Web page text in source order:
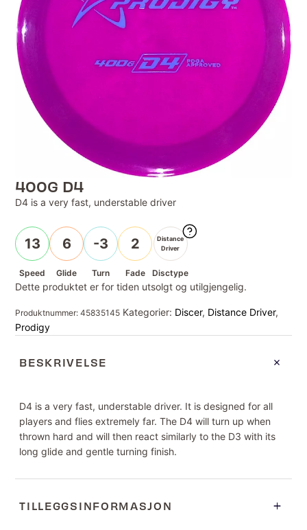
400G D4
D4 is a very fast, understable driver
13
Speed
6
Glide
-3
Turn
2
Fade
Distance
Driver
Disctype
Dette produktet er for tiden utsolgt og utilgjengelig.
Produktnummer:45835145 Kategorier: Discer, Distance Driver,
Prodigy
BESKRIVELSE
D4 is a very fast, understable driver. It is designed for all
players and flies extremely far. The D4 will turn up when
thrown hard and will then react similarly to the D3 with its
long glide and gentle turning finish.
TILLEGGSINFORMASJON